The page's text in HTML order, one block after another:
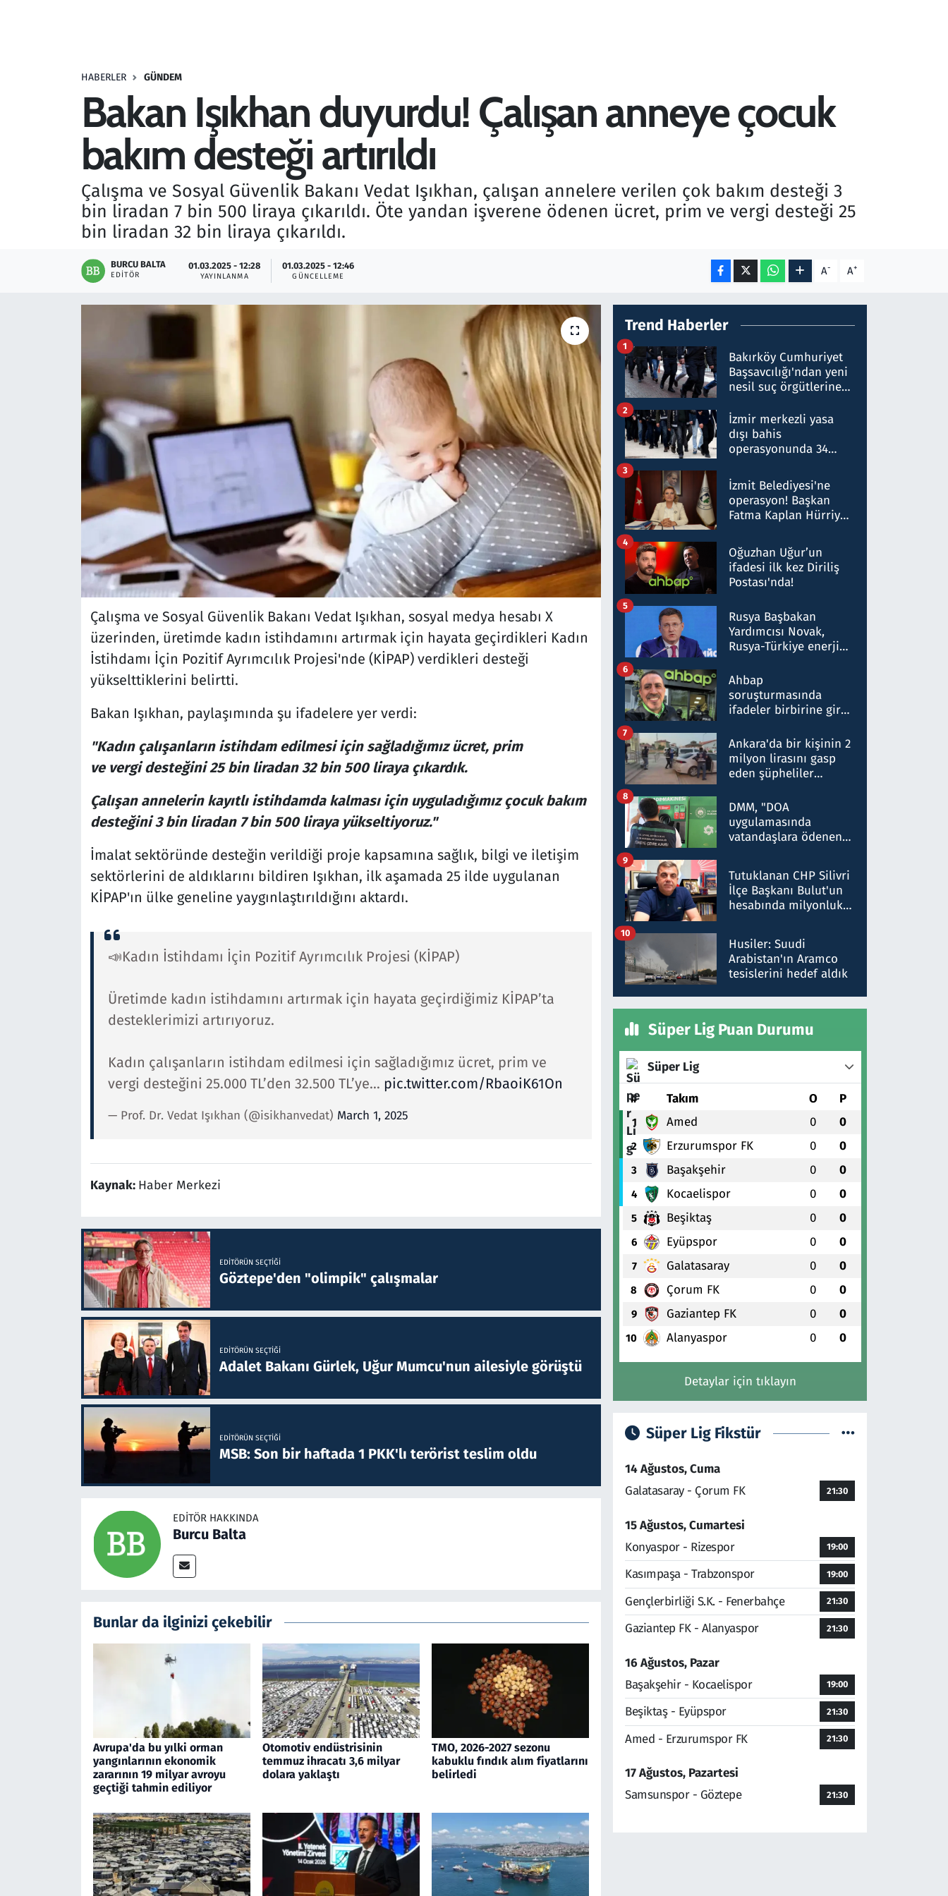
HABERLER GÜNDEM
Bakan Işıkhan duyurdu! Çalışan anneye çocuk
bakım desteği artırıldı
Çalışma ve Sosyal Güvenlik Bakanı Vedat Işıkhan, çalışan annelere verilen çok bakım desteği 3
bin liradan 7 bin 500 liraya çıkarıldı. Öte yandan işverene ödenen ücret, prim ve vergi desteği 25
bin liradan 32 bin liraya çıkarıldı.
BURCU BALTA
EDITÖR
01.03.2025 - 12:28
YAYINLANMA
01.03.2025 - 12:46
GÜNCELLEME A- A+
Çalışma ve Sosyal Güvenlik Bakanı Vedat Işıkhan, sosyal medya hesabı X
üzerinden, üretimde kadın istihdamını artırmak için hayata geçirdikleri Kadın
İstihdamı İçin Pozitif Ayrımcılık Projesi'nde (KİPAP) verdikleri desteği
yükselttiklerini belirtti.
Bakan Işıkhan, paylaşımında şu ifadelere yer verdi:
"Kadın çalışanların istihdam edilmesi için sağladığımız ücret, prim
ve vergi desteğini 25 bin liradan 32 bin 500 liraya çıkardık.
Çalışan annelerin kayıtlı istihdamda kalması için uyguladığımız çocuk bakım
desteğini 3 bin liradan 7 bin 500 liraya yükseltiyoruz."
İmalat sektöründe desteğin verildiği proje kapsamına sağlık, bilgi ve iletişim
sektörlerini de aldıklarını bildiren Işıkhan, ilk aşamada 25 ilde uygulanan
KİPAP'ın ülke geneline yaygınlaştırıldığını aktardı.
📣Kadın İstihdamı İçin Pozitif Ayrımcılık Projesi (KİPAP)
Üretimde kadın istihdamını artırmak için hayata geçirdiğimiz KİPAP’ta
desteklerimizi artırıyoruz.
Kadın çalışanların istihdam edilmesi için sağladığımız ücret, prim ve
vergi desteğini 25.000 TL’den 32.500 TL’ye… pic.twitter.com/RbaoiK61On
— Prof. Dr. Vedat Işıkhan (@isikhanvedat) March 1, 2025
Kaynak: Haber Merkezi
EDITÖRÜN SEÇTIĞI
Göztepe'den "olimpik" çalışmalar
EDITÖRÜN SEÇTIĞI
Adalet Bakanı Gürlek, Uğur Mumcu'nun ailesiyle görüştü
EDITÖRÜN SEÇTIĞI
MSB: Son bir haftada 1 PKK'lı terörist teslim oldu
EDITÖR HAKKINDA
Burcu Balta
Bunlar da ilginizi çekebilir
Avrupa'da bu yılki orman
yangınlarının ekonomik
zararının 19 milyar avroyu
geçtiği tahmin ediliyor
Otomotiv endüstrisinin
temmuz ihracatı 3,6 milyar
dolara yaklaştı
TMO, 2026-2027 sezonu
kabuklu fındık alım fiyatlarını
belirledi
Trend Haberler
Bakırköy Cumhuriyet
Başsavcılığı'ndan yeni
nesil suç örgütlerine
hakkında gözaltı kararı
1
İzmir merkezli yasa
dışı bahis
operasyonunda 34
Milyar liralık para
trafiği tespit edildi
2
İzmit Belediyesi'ne
operasyon! Başkan
Fatma Kaplan Hürriyet
3
Oğuzhan Uğur’un
ifadesi ilk kez Diriliş
Postası'nda!
4
Rusya Başbakan
Yardımcısı Novak,
Rusya-Türkiye enerji
nitelikte olduğunu
belirtti
5
Ahbap
soruşturmasında
ifadeler birbirine girdi:
ifadelerinden ortaya
çıkan tablo şok etti
6
Ankara'da bir kişinin 2
milyon lirasını gasp
eden şüpheliler
7
DMM, "DOA
uygulamasında
vatandaşlara ödenen
düşürüldüğü" iddiasını
yalanladı
8
Tutuklanan CHP Silivri
İlçe Başkanı Bulut'un
hesabında milyonluk
talimat verdi, ben
gönderdim
9
Husiler: Suudi
Arabistan'ın Aramco
tesislerini hedef aldık
10
Süper Lig Puan Durumu
Süper Lig
# Takım O P
1 Amed 0 0
2 Erzurumspor FK 0 0
3 Başakşehir 0 0
4 Kocaelispor 0 0
5 Beşiktaş 0 0
6 Eyüpspor 0 0
7 Galatasaray 0 0
8 Çorum FK 0 0
9 Gaziantep FK 0 0
10 Alanyaspor 0 0
Detaylar için tıklayın
Süper Lig Fikstür
14 Ağustos, Cuma
Galatasaray - Çorum FK
21:30
15 Ağustos, Cumartesi
Konyaspor - Rizespor
19:00
Kasımpaşa - Trabzonspor 19:00
Gençlerbirliği S.K. - Fenerbahçe 21:30
Gaziantep FK - Alanyaspor 21:30
16 Ağustos, Pazar
Başakşehir - Kocaelispor
19:00
Beşiktaş - Eyüpspor 21:30
Amed - Erzurumspor FK 21:30
17 Ağustos, Pazartesi
Samsunspor - Göztepe
21:30
Savunma Sanayi
Televizyon